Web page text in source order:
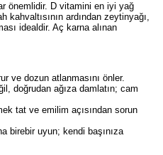
önemlidir. D vitamini en iyi yağ
kahvaltısının ardından zeytinyağı,
idealdir. Aç karna alınan
ve dozun atlanmasını önler.
doğrudan ağıza damlatın; cam
tat ve emilim açısından sorun
birebir uyun; kendi başınıza